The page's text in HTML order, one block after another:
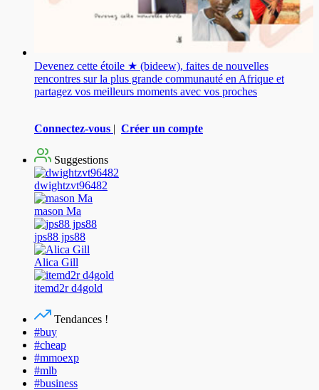
Devenez cette étoile ★ (bideew), faites de nouvelles
rencontres sur la plus grande communauté en Afrique et
partagez vos meilleurs moments avec vos proches
Connectez-vous | Créer un compte
Suggestions
dwightzvt96482
mason Ma
jps88 jps88
Alica Gill
itemd2r d4gold
Tendances !
#buy
#cheap
#mmoexp
#mlb
#business